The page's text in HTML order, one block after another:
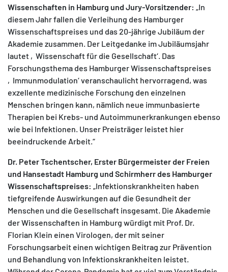
Wissenschaften in Hamburg und Jury-Vorsitzender: „In
diesem Jahr fallen die Verleihung des Hamburger
Wissenschaftspreises und das 20-jährige Jubiläum der
Akademie zusammen. Der Leitgedanke im Jubiläumsjahr
lautet ‚Wissenschaft für die Gesellschaft‘. Das
Forschungsthema des Hamburger Wissenschaftspreises
‚Immunmodulation‘ veranschaulicht hervorragend, was
exzellente medizinische Forschung den einzelnen
Menschen bringen kann, nämlich neue immunbasierte
Therapien bei Krebs- und Autoimmunerkrankungen ebenso
wie bei Infektionen. Unser Preisträger leistet hier
beeindruckende Arbeit.“
Dr. Peter Tschentscher, Erster Bürgermeister der Freien
und Hansestadt Hamburg und Schirmherr des Hamburger
Wissenschaftspreises: „Infektionskrankheiten haben
tiefgreifende Auswirkungen auf die Gesundheit der
Menschen und die Gesellschaft insgesamt. Die Akademie
der Wissenschaften in Hamburg würdigt mit Prof. Dr.
Florian Klein einen Virologen, der mit seiner
Forschungsarbeit einen wichtigen Beitrag zur Prävention
und Behandlung von Infektionskrankheiten leistet.